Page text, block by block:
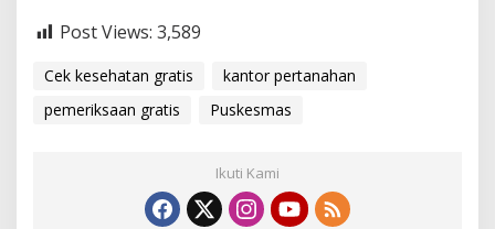
Post Views: 3,589
Cek kesehatan gratis
kantor pertanahan
pemeriksaan gratis
Puskesmas
Ikuti Kami